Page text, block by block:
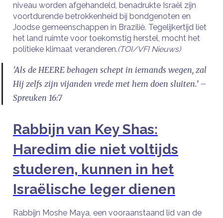
niveau worden afgehandeld, benadrukte Israël zijn
voortdurende betrokkenheid bij bondgenoten en
Joodse gemeenschappen in Brazilië. Tegelijkertijd liet
het land ruimte voor toekomstig herstel, mocht het
politieke klimaat veranderen.(TOI/VFI Nieuws)
'Als de HEERE behagen schept in iemands wegen, zal
Hij zelfs zijn vijanden vrede met hem doen sluiten.’ –
Spreuken 16:7
Rabbijn van Key Shas:
Haredim die niet voltijds
studeren, kunnen in het
Israëlische leger dienen
Rabbijn Moshe Maya, een vooraanstaand lid van de